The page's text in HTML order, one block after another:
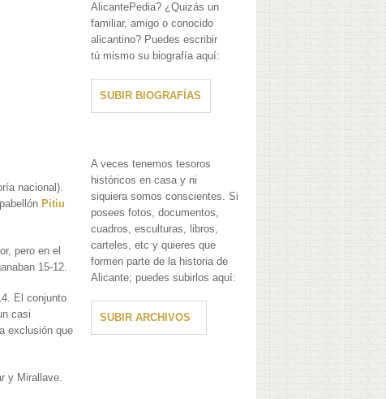
nacional).
Pitiu
pero en el
15-12.
El conjunto
casi
exclusión que
y Mirallave.
AlicantePedia? ¿Quizás un
familiar, amigo o conocido
alicantino? Puedes escribir
tú mismo su biografía aquí:
SUBIR BIOGRAFÍAS
A veces tenemos tesoros
históricos en casa y ni
siquiera somos conscientes. Si
posees fotos, documentos,
cuadros, esculturas, libros,
carteles, etc y quieres que
formen parte de la historia de
Alicante; puedes subirlos aquí:
SUBIR ARCHIVOS